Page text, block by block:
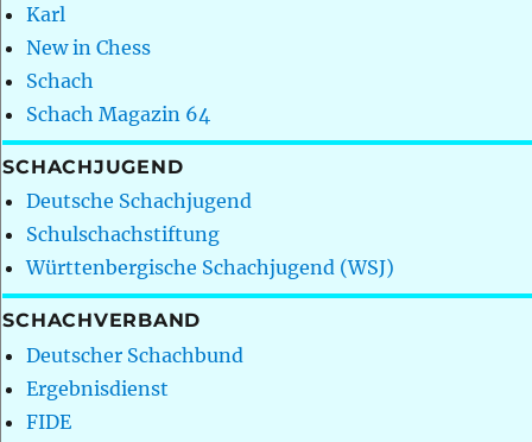
Karl
New in Chess
Schach
Schach Magazin 64
SCHACHJUGEND
Deutsche Schachjugend
Schulschachstiftung
Württenbergische Schachjugend (WSJ)
SCHACHVERBAND
Deutscher Schachbund
Ergebnisdienst
FIDE